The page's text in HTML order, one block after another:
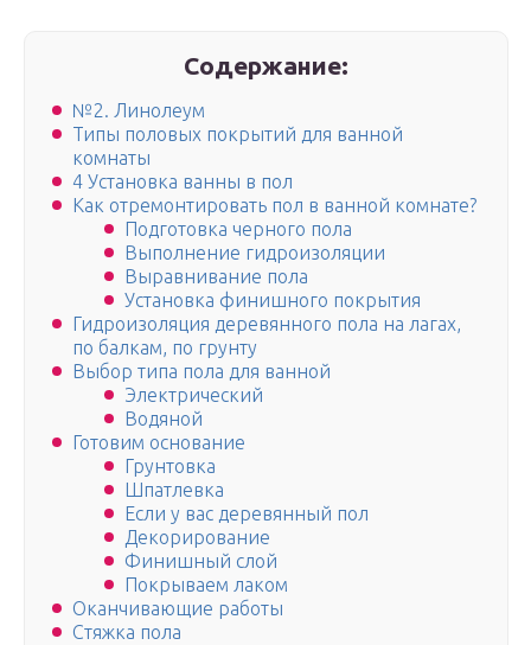
Содержание:
№2. Линолеум
Типы половых покрытий для ванной
комнаты
4 Установка ванны в пол
Как отремонтировать пол в ванной комнате?
Подготовка черного пола
Выполнение гидроизоляции
Выравнивание пола
Установка финишного покрытия
Гидроизоляция деревянного пола на лагах,
по балкам, по грунту
Выбор типа пола для ванной
Электрический
Водяной
Готовим основание
Грунтовка
Шпатлевка
Если у вас деревянный пол
Декорирование
Финишный слой
Покрываем лаком
Оканчивающие работы
Стяжка пола